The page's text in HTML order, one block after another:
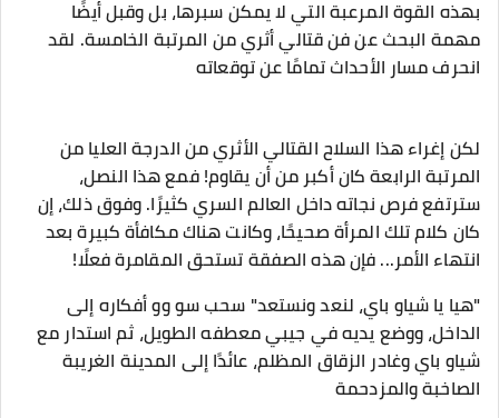
بهذه القوة المرعبة التي لا يمكن سبرها، بل وقبل أيضًا
مهمة البحث عن فن قتالي أثري من المرتبة الخامسة. لقد
انحرف مسار الأحداث تمامًا عن توقعاته
لكن إغراء هذا السلاح القتالي الأثري من الدرجة العليا من
المرتبة الرابعة كان أكبر من أن يقاوم! فمع هذا النصل،
سترتفع فرص نجاته داخل العالم السري كثيرًا. وفوق ذلك، إن
كان كلام تلك المرأة صحيحًا، وكانت هناك مكافأة كبيرة بعد
انتهاء الأمر... فإن هذه الصفقة تستحق المقامرة فعلًا!
"هيا يا شياو باي، لنعد ونستعد" سحب سو وو أفكاره إلى
الداخل، ووضع يديه في جيبي معطفه الطويل، ثم استدار مع
شياو باي وغادر الزقاق المظلم، عائدًا إلى المدينة الغريبة
الصاخبة والمزدحمة